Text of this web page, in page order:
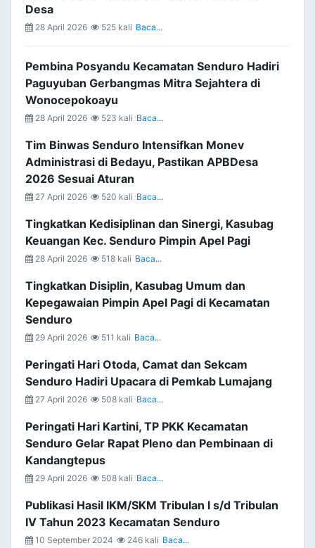
Desa
28 April 2026 525 kali Baca...
Pembina Posyandu Kecamatan Senduro Hadiri
Paguyuban Gerbangmas Mitra Sejahtera di
Wonocepokoayu
28 April 2026 523 kali Baca...
Tim Binwas Senduro Intensifkan Monev
Administrasi di Bedayu, Pastikan APBDesa
2026 Sesuai Aturan
27 April 2026 520 kali Baca...
Tingkatkan Kedisiplinan dan Sinergi, Kasubag
Keuangan Kec. Senduro Pimpin Apel Pagi
28 April 2026 518 kali Baca...
Tingkatkan Disiplin, Kasubag Umum dan
Kepegawaian Pimpin Apel Pagi di Kecamatan
Senduro
29 April 2026 511 kali Baca...
Peringati Hari Otoda, Camat dan Sekcam
Senduro Hadiri Upacara di Pemkab Lumajang
27 April 2026 508 kali Baca...
Peringati Hari Kartini, TP PKK Kecamatan
Senduro Gelar Rapat Pleno dan Pembinaan di
Kandangtepus
29 April 2026 508 kali Baca...
Publikasi Hasil IKM/SKM Tribulan I s/d Tribulan
IV Tahun 2023 Kecamatan Senduro
10 September 2024 246 kali Baca...